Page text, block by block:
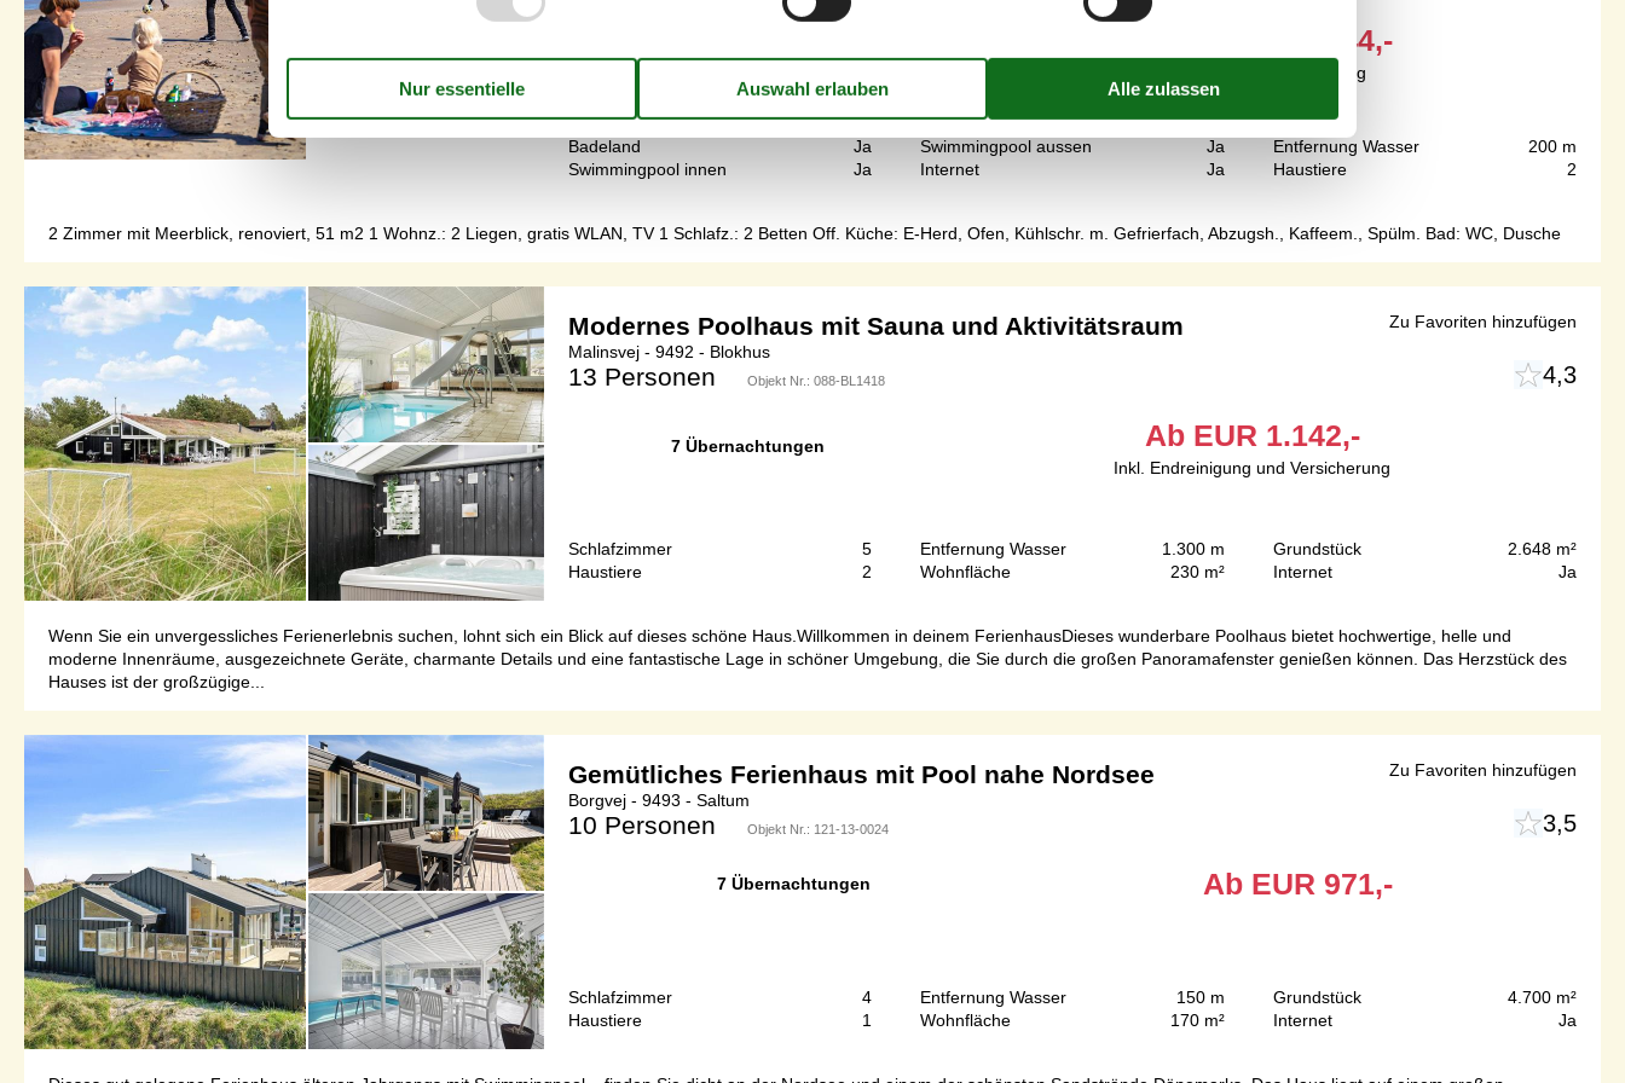
844,-
Inkl. Endreinigung
Badeland
Ja
Swimmingpool innen
Ja
Swimmingpool aussen
Ja
Internet
Ja
Entfernung Wasser
200 m
Haustiere
2
2 Zimmer mit Meerblick, renoviert, 51 m2 1 Wohnz.: 2 Liegen, gratis WLAN, TV 1 Schlafz.: 2 Betten Off. Küche: E-Herd, Ofen, Kühlschr. m. Gefrierfach, Abzugsh., Kaffeem., Spülm. Bad: WC, Dusche
Modernes Poolhaus mit Sauna und Aktivitätsraum
Malinsvej - 9492 - Blokhus
13 Personen Objekt Nr.: 088-BL1418 4,3
7 Übernachtungen Ab EUR 1.142,-
Inkl. Endreinigung und Versicherung
Schlafzimmer
5
Haustiere
2
Entfernung Wasser
1.300 m
Wohnfläche
230 m²
Grundstück
2.648 m²
Internet
Ja
Wenn Sie ein unvergessliches Ferienerlebnis suchen, lohnt sich ein Blick auf dieses schöne Haus.Willkommen in deinem FerienhausDieses wunderbare Poolhaus bietet hochwertige, helle und
moderne Innenräume, ausgezeichnete Geräte, charmante Details und eine fantastische Lage in schöner Umgebung, die Sie durch die großen Panoramafenster genießen können. Das Herzstück des
Hauses ist der großzügige...
Zu Favoriten hinzufügen
Gemütliches Ferienhaus mit Pool nahe Nordsee
Borgvej - 9493 - Saltum
10 Personen Objekt Nr.: 121-13-0024 3,5
7 Übernachtungen Ab EUR 971,-
Schlafzimmer
4
Haustiere
1
Entfernung Wasser
150 m
Wohnfläche
170 m²
Grundstück
4.700 m²
Internet
Ja
Zu Favoriten hinzufügen